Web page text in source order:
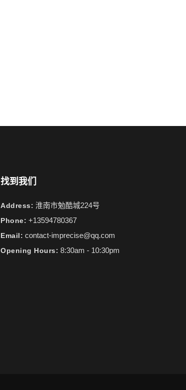
找到我们
Address: 淮南市勉酷城224号
Phone: +13594780367
Email: contact-imprecise@qq.com
Opening Hours: 8:30am - 10:30pm